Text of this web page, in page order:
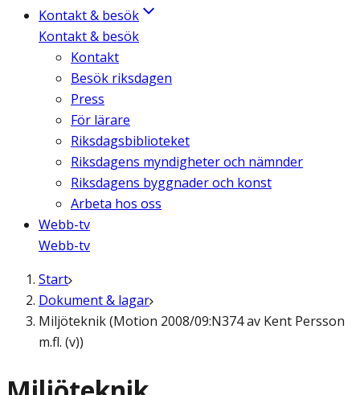
Kontakt & besök
Kontakt & besök
Kontakt
Besök riksdagen
Press
För lärare
Riksdagsbiblioteket
Riksdagens myndigheter och nämnder
Riksdagens byggnader och konst
Arbeta hos oss
Webb-tv
Webb-tv
Start
Dokument & lagar
Miljöteknik (Motion 2008/09:N374 av Kent Persson
m.fl. (v))